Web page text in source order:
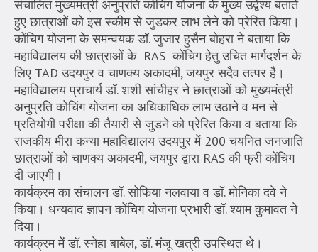
संचालित मुख्यमंत्री अनुप्रति कोचिंग योजना के मुख्य उद्वेश्य बताते
हुए छात्राओं को इस स्कीम से जुडकर लाभ लेने को प्रेरित किया।
कोंचिग योजना के समन्वयक डॉ. जुजार हुसैन बोहरा ने बताया कि
महाविद्यालय की छात्राओं के RAS कोंचिग हेतु उचित मार्गदर्शन के
लिए TAD उदयपुर व चाणक्य अकादमी, जयपुर सदैव तत्पर है।
महाविद्यालय प्राचार्य डॉ. शशी सांचीहर ने छात्राओं को मुख्यमंत्री
अनुप्रति कोचिंग योजना का अधिकाधिक लाभ उठाने व मन से
प्रतियोगी परीक्षा की तैयारी से जुडने को प्रेरित किया व बताया कि
राजकीय मीरा कन्या महाविद्यालय उदयपुर में 200 चयनित जनजाति
छात्राओं को चाणक्य अकादमी, जयपुर द्वारा RAS की फ्री कोंचिग
दी जाएगी।
कार्यक्रम का संचालन डॉ. सोफिया नलवाया व डॉ. मोनिका दवे ने
किया। धन्यवाद ज्ञापन कोंचिग योजना प्रभारी डॉ. श्याम कुमावत ने
दिया।
कार्यक्रम में डॉ. स्नेहा बाबेल, डॉ. मंजू खत्री उपस्थित थे।